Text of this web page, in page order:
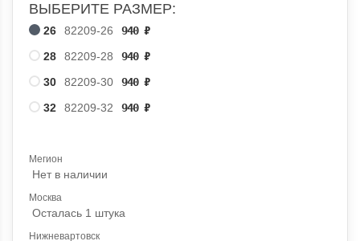
ВЫБЕРИТЕ РАЗМЕР:
26 82209-26 940 ₽
28
82209-28 940 ₽
30
82209-30 940 ₽
32
82209-32 940 ₽
Мегион
Нет в наличии
Москва
Осталась 1 штука
Нижневартовск